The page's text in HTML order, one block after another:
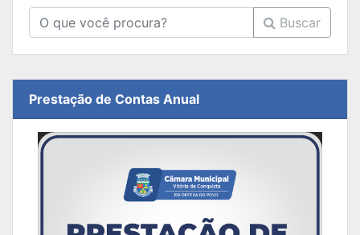
Buscar
Prestação de Contas Anual